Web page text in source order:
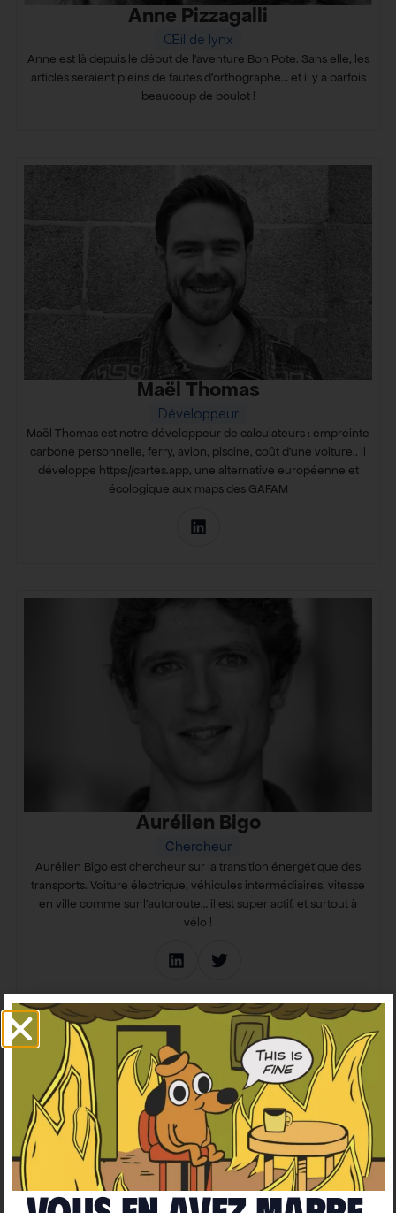
Anne Pizzagalli
Œil de lynx
Anne est là depuis le début de l’aventure Bon Pote. Sans elle, les
articles seraient pleins de fautes d’orthographe… et il y a parfois
beaucoup de boulot !
Maël Thomas
Développeur
Maël Thomas est notre développeur de calculateurs : empreinte
carbone personnelle, ferry, avion, piscine, coût d’une voiture.. Il
développe https://cartes.app, une alternative européenne et
écologique aux maps des GAFAM
Aurélien Bigo
Chercheur
Aurélien Bigo est chercheur sur la transition énergétique des
transports. Voiture électrique, véhicules intermédiaires, vitesse
en ville comme sur l’autoroute… il est super actif, et surtout à
vélo !